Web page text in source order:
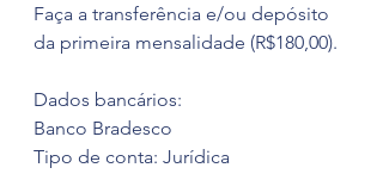
Faça a transferência e/ou depósito
da primeira mensalidade (R$180,00).
Dados bancários:
Banco Bradesco
Tipo de conta: Jurídica